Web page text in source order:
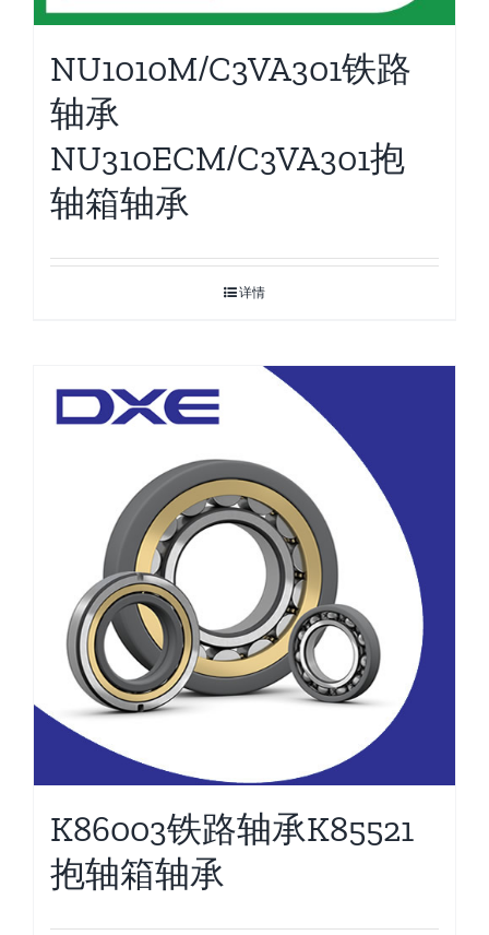
NU1010M/C3VA301铁路
轴承
NU310ECM/C3VA301抱
轴箱轴承
详情
K86003铁路轴承K85521
抱轴箱轴承